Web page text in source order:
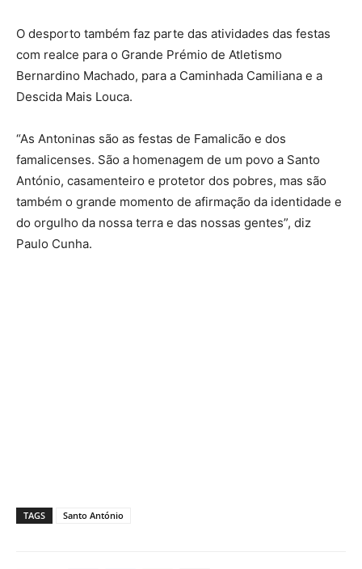
O desporto também faz parte das atividades das festas
com realce para o Grande Prémio de Atletismo
Bernardino Machado, para a Caminhada Camiliana e a
Descida Mais Louca.
“As Antoninas são as festas de Famalicão e dos
famalicenses. São a homenagem de um povo a Santo
António, casamenteiro e protetor dos pobres, mas são
também o grande momento de afirmação da identidade e
do orgulho da nossa terra e das nossas gentes”, diz
Paulo Cunha.
TAGS Santo António